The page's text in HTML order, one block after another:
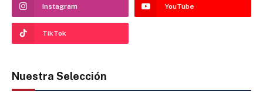
Instagram YouTube
TikTok
Nuestra Selección